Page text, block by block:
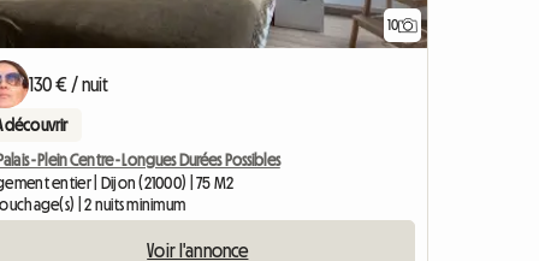
10
130 € / nuit
découvrir
- Plein Centre - Longues Durées Possibles
entier | Dijon (21000) | 75 M2
| 2 nuits minimum
Voir l'annonce